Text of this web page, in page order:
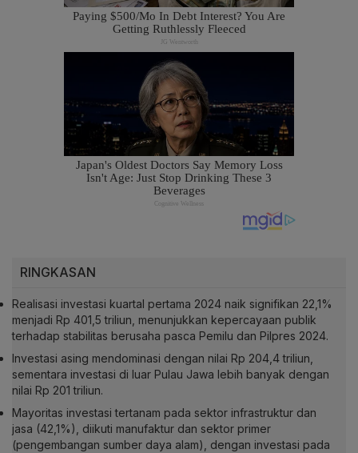
RINGKASAN
Realisasi investasi kuartal pertama 2024 naik signifikan 22,1%
menjadi Rp 401,5 triliun, menunjukkan kepercayaan publik
terhadap stabilitas berusaha pasca Pemilu dan Pilpres 2024.
Investasi asing mendominasi dengan nilai Rp 204,4 triliun,
sementara investasi di luar Pulau Jawa lebih banyak dengan
nilai Rp 201 triliun.
Mayoritas investasi tertanam pada sektor infrastruktur dan
jasa (42,1%), diikuti manufaktur dan sektor primer
(pengembangan sumber daya alam), dengan investasi pada